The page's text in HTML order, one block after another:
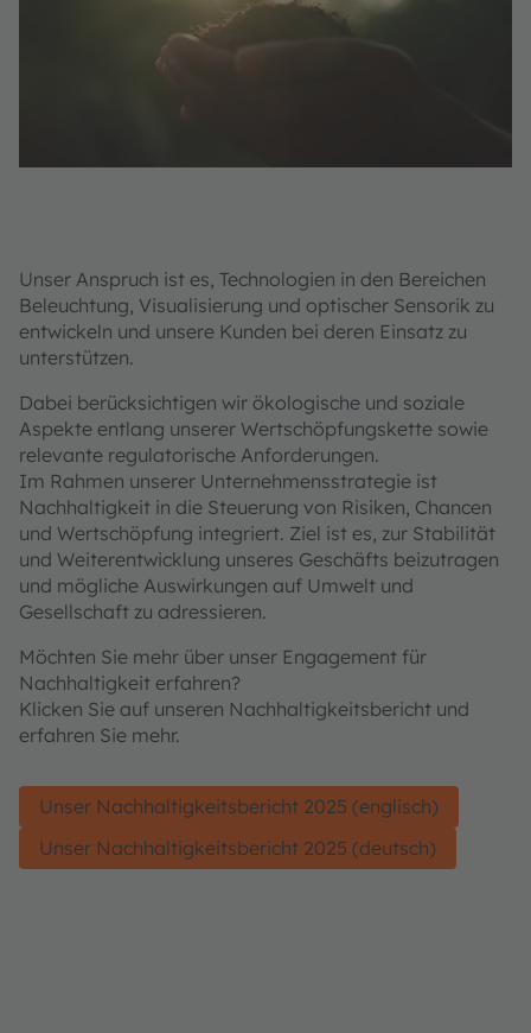
Unser Anspruch ist es, Technologien in den Bereichen
Beleuchtung, Visualisierung und optischer Sensorik zu
entwickeln und unsere Kunden bei deren Einsatz zu
unterstützen.
Dabei berücksichtigen wir ökologische und soziale
Aspekte entlang unserer Wertschöpfungskette sowie
relevante regulatorische Anforderungen.
Im Rahmen unserer Unternehmensstrategie ist
Nachhaltigkeit in die Steuerung von Risiken, Chancen
und Wertschöpfung integriert. Ziel ist es, zur Stabilität
und Weiterentwicklung unseres Geschäfts beizutragen
und mögliche Auswirkungen auf Umwelt und
Gesellschaft zu adressieren.
Möchten Sie mehr über unser Engagement für
Nachhaltigkeit erfahren?
Klicken Sie auf unseren Nachhaltigkeitsbericht und
erfahren Sie mehr.
Unser Nachhaltigkeitsbericht 2025 (englisch)
Unser Nachhaltigkeitsbericht 2025 (deutsch)